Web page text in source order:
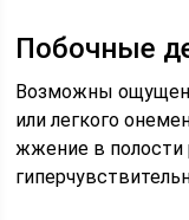
Побочные
Возможны
или легкого
жжение в полости